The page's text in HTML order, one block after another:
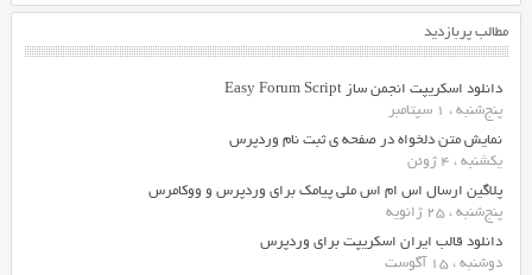
مطالب پربازدید
دانلود اسکریپت انجمن ساز Easy Forum Script
پنج‌شنبه ، 1 سپتامبر
نمایش متن دلخواه در صفحه ی ثبت نام وردپرس
یکشنبه ، 4 ژوئن
پلاگین ارسال اس ام اس ملی پیامک برای وردپرس و ووکامرس
پنج‌شنبه ، 25 ژانویه
دانلود قالب ایران اسکریپت برای وردپرس
دوشنبه ، 15 آگوست